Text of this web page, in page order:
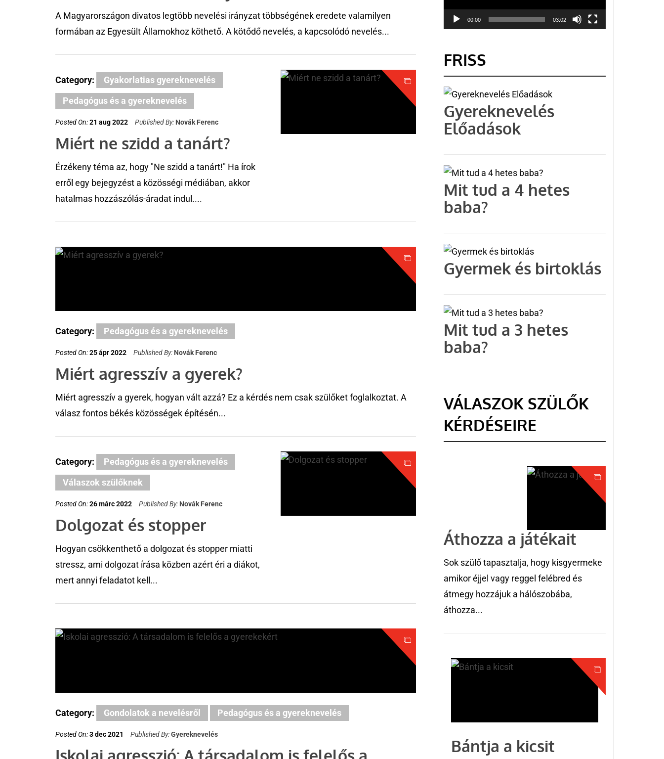
A Magyarországon divatos legtöbb nevelési irányzat többségének eredete valamilyen
formában az Egyesült Államokhoz köthető. A kötődő nevelés, a kapcsolódó nevelés...
Category:
Gyakorlatias gyereknevelés
Pedagógus és a gyereknevelés
Posted On:21 aug 2022 Published By: Novák Ferenc
Miért ne szidd a tanárt?
Érzékeny téma az, hogy "Ne szidd a tanárt!" Ha írok
erről egy bejegyzést a közösségi médiában, akkor
hatalmas hozzászólás-áradat indul....
Category: Pedagógus és a gyereknevelés
Posted On:25 ápr 2022 Published By: Novák Ferenc
Miért agresszív a gyerek?
Miért agresszív a gyerek, hogyan vált azzá? Ez a kérdés nem csak szülőket foglalkoztat. A
válasz fontos békés közösségek építésén...
Category:
Pedagógus és a gyereknevelés
Válaszok szülőknek
Posted On:26 márc 2022 Published By: Novák Ferenc
Dolgozat és stopper
Hogyan csökkenthető a dolgozat és stopper miatti
stressz, ami dolgozat írása közben azért éri a diákot,
mert annyi feladatot kell...
Category: Gondolatok a nevelésről Pedagógus és a gyereknevelés
Posted On:3 dec 2021 Published By:Gyereknevelés
00:00 03:02
FRISS
Gyereknevelés
Előadások
Mit tud a 4 hetes
baba?
Gyermek és birtoklás
Mit tud a 3 hetes
baba?
VÁLASZOK SZÜLŐK
KÉRDÉSEIRE
Áthozza a játékait
Sok szülő tapasztalja, hogy kisgyermeke
amikor éjjel vagy reggel felébred és
átmegy hozzájuk a hálószobába,
áthozza...
Bántja a kicsit